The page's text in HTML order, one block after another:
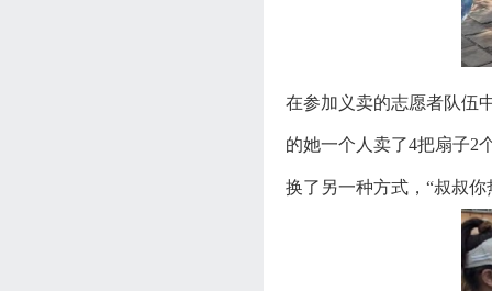
在参加义卖的志愿者队伍
的她一个人卖了4把扇子2
换了另一种方式，“叔叔